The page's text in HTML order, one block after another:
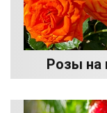
Розы на